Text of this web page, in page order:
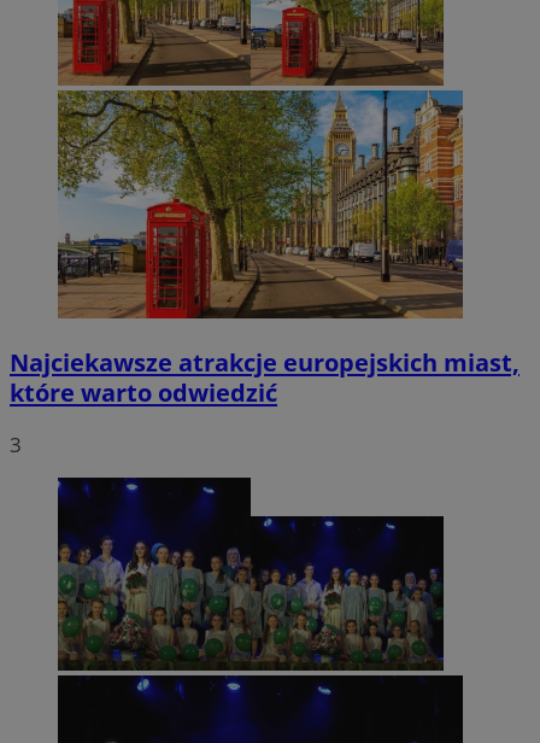
Najciekawsze atrakcje europejskich miast,
które warto odwiedzić
3